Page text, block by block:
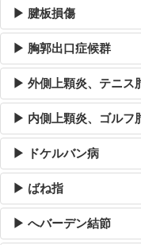
▶ 腱板損傷
▶ 胸郭出口症候群
▶ 外側上顆炎、テニス
▶ 内側上顆炎、ゴルフ
▶ ドケルバン病
▶ ばね指
▶ へバーデン結節